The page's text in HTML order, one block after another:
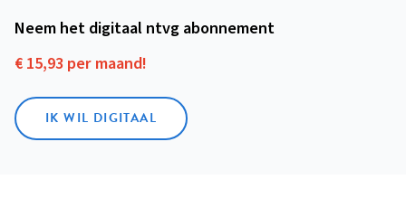
Neem het digitaal ntvg abonnement
€ 15,93 per maand!
IK WIL DIGITAAL